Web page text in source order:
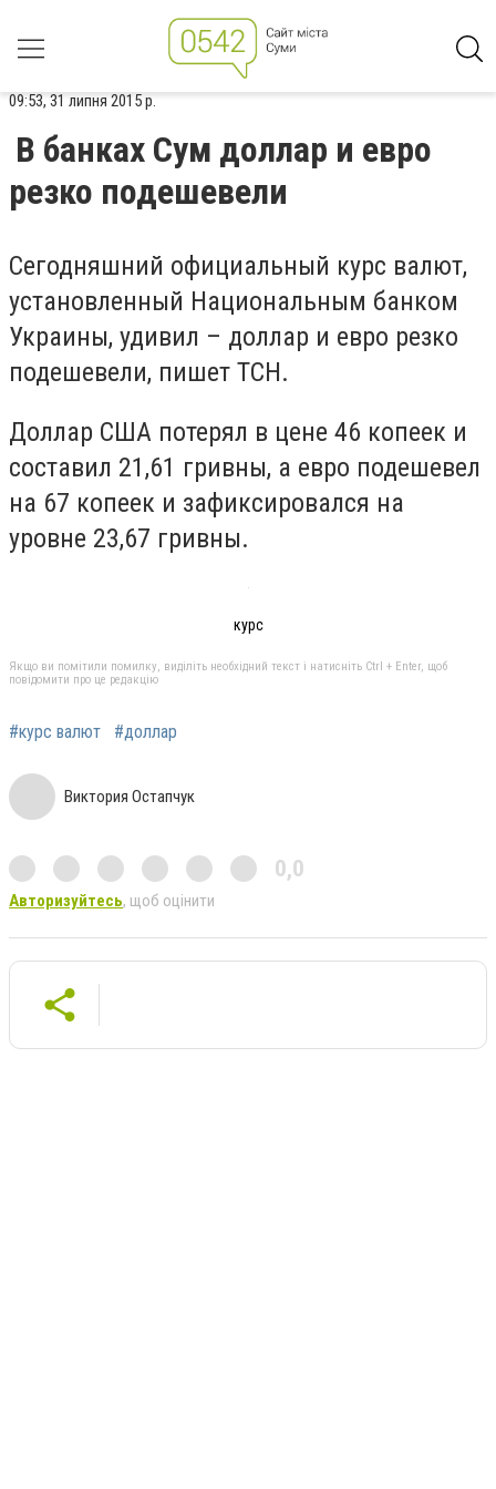
09:53, 31 липня 2015 р.
В банках Сум доллар и евро
резко подешевели
Сегодняшний официальный курс валют,
установленный Национальным банком
Украины, удивил – доллар и евро резко
подешевели, пишет ТСН.
Доллар США потерял в цене 46 копеек и
составил 21,61 гривны, а евро подешевел
на 67 копеек и зафиксировался на
уровне 23,67 гривны.
курс
Якщо ви помітили помилку, виділіть необхідний текст і натисніть Ctrl + Enter, щоб
повідомити про це редакцію
#курс валют #доллар
Виктория Остапчук
0,0
Авторизуйтесь, щоб оцінити